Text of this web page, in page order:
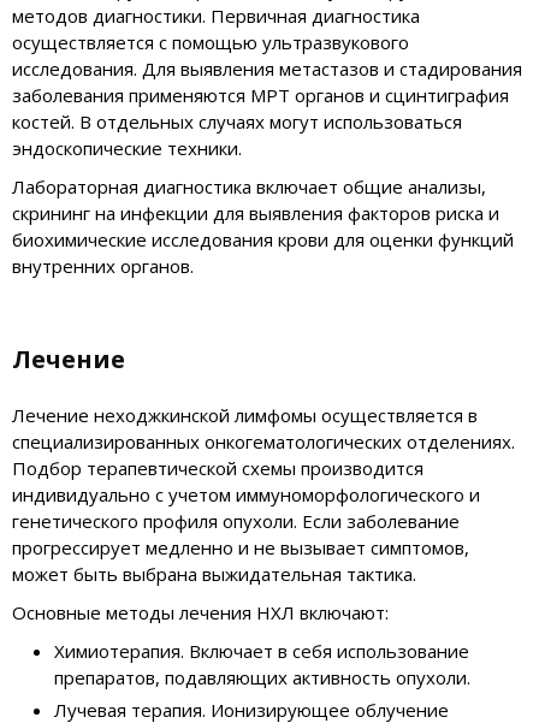
методов диагностики. Первичная диагностика
осуществляется с помощью ультразвукового
исследования. Для выявления метастазов и стадирования
заболевания применяются МРТ органов и сцинтиграфия
костей. В отдельных случаях могут использоваться
эндоскопические техники.
Лабораторная диагностика включает общие анализы,
скрининг на инфекции для выявления факторов риска и
биохимические исследования крови для оценки функций
внутренних органов.
Лечение
Лечение неходжкинской лимфомы осуществляется в
специализированных онкогематологических отделениях.
Подбор терапевтической схемы производится
индивидуально с учетом иммуноморфологического и
генетического профиля опухоли. Если заболевание
прогрессирует медленно и не вызывает симптомов,
может быть выбрана выжидательная тактика.
Основные методы лечения НХЛ включают:
Химиотерапия. Включает в себя использование
препаратов, подавляющих активность опухоли.
Лучевая терапия. Ионизирующее облучение